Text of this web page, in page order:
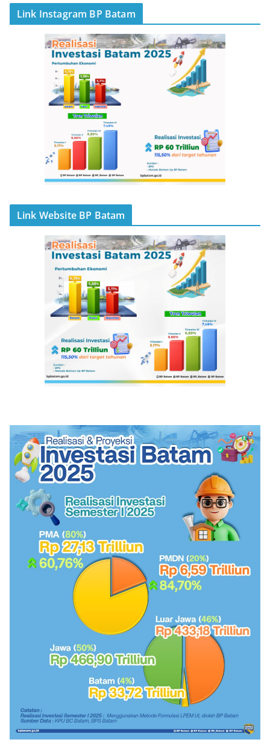
Link Instagram BP Batam
Link Website BP Batam